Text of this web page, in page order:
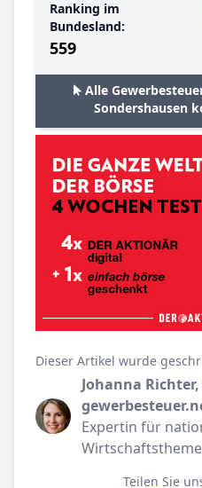
Ranking im
Bundesland:
559
Alle
Sondershausen
Dieser Artikel wurde
Johanna
Expertin für
Teilen Sie